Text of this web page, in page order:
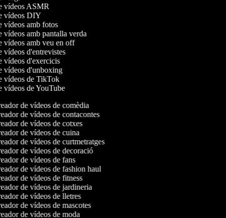
vídeos ASMR
vídeos DIY
vídeos amb fotos
vídeos amb pantalla verda
vídeos amb veu en off
vídeos d'entrevistes
vídeos d'exercicis
vídeos d'unboxing
vídeos de TikTok
vídeos de YouTube
de vídeos de comèdia
de vídeos de contacontes
de vídeos de cotxes
de vídeos de cuina
de vídeos de curtmetratges
de vídeos de decoració
de vídeos de fans
de vídeos de fashion haul
de vídeos de fitness
de vídeos de jardineria
de vídeos de lletres
de vídeos de mascotes
de vídeos de moda